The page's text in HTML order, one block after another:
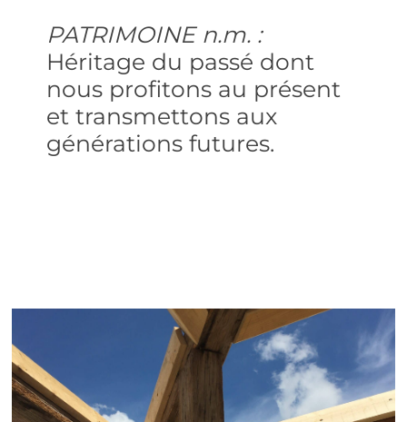
PATRIMOINE n.m. :
Héritage du passé dont
nous profitons au présent
et transmettons aux
générations futures.